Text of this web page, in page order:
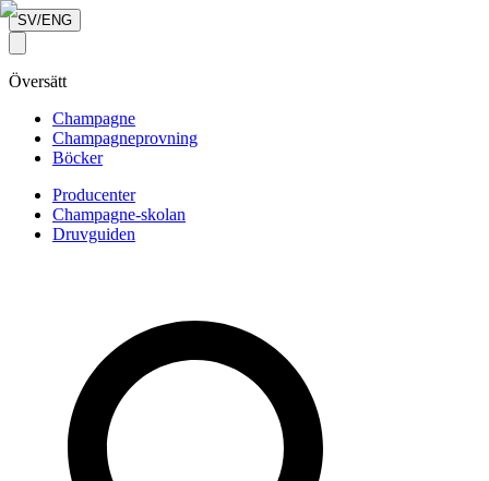
SV/ENG
Översätt
Champagne
Champagneprovning
Böcker
Producenter
Champagne-skolan
Druvguiden